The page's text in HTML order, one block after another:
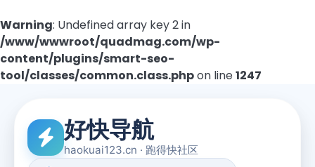
Warning: Undefined array key 2 in
/www/wwwroot/quadmag.com/wp-
content/plugins/smart-seo-
tool/classes/common.class.phpon line1247